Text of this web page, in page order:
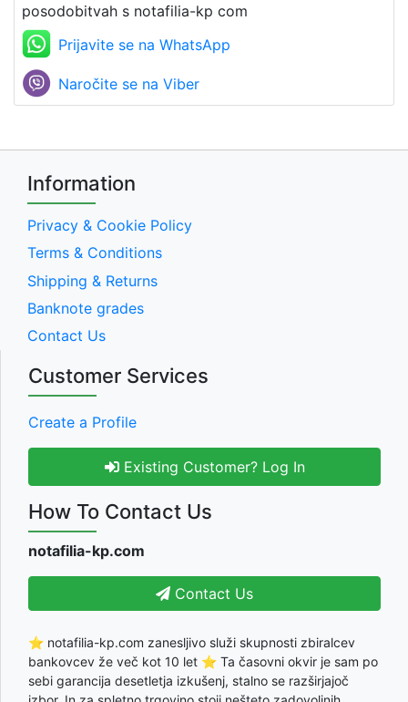
posodobitvah s notafilia-kp com
Prijavite se na WhatsApp
Naročite se na Viber
Information
Privacy & Cookie Policy
Terms & Conditions
Shipping & Returns
Banknote grades
Contact Us
Customer Services
Create a Profile
Existing Customer? Log In
How To Contact Us
notafilia-kp.com
Contact Us
⭐ notafilia-kp.com zanesljivo služi skupnosti zbiralcev
bankovcev že več kot 10 let ⭐ Ta časovni okvir je sam po
sebi garancija desetletja izkušenj, stalno se razširjajoč